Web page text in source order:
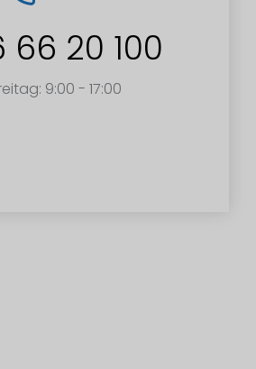
66 20 100
9:00 - 17:00